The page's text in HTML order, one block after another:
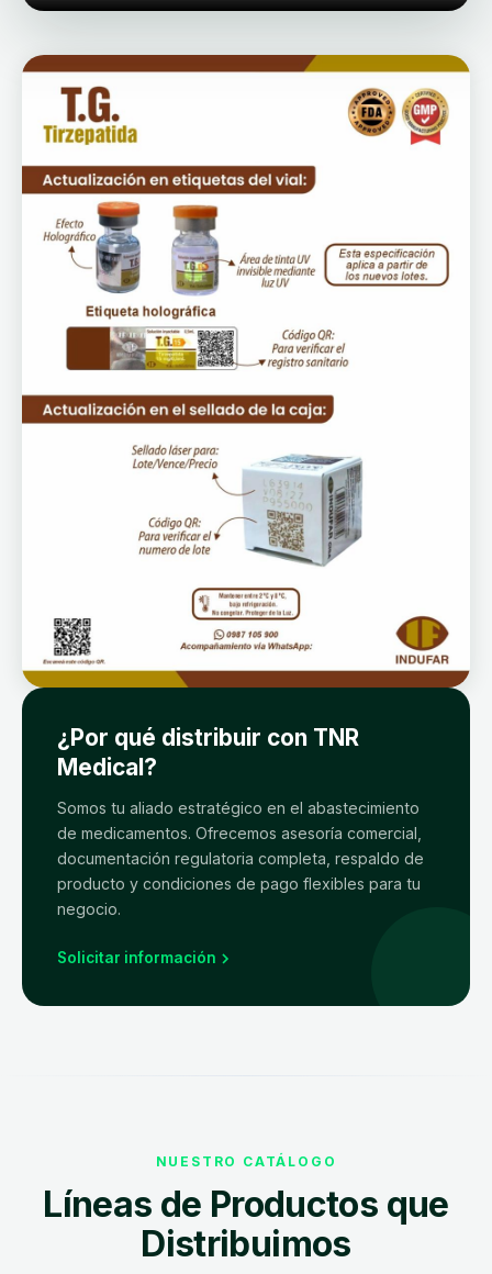
¿Por qué distribuir con TNR
Medical?
Somos tu aliado estratégico en el abastecimiento
de medicamentos. Ofrecemos asesoría comercial,
documentación regulatoria completa, respaldo de
producto y condiciones de pago flexibles para tu
negocio.
Solicitar información
NUESTRO CATÁLOGO
Líneas de Productos que
Distribuimos